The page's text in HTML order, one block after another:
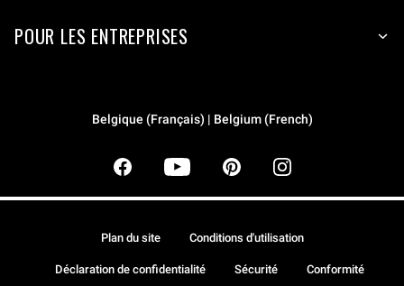
POUR LES ENTREPRISES
Belgique (Français) | Belgium (French)
Plan du site Conditions d'utilisation
Déclaration de confidentialité Sécurité Conformité